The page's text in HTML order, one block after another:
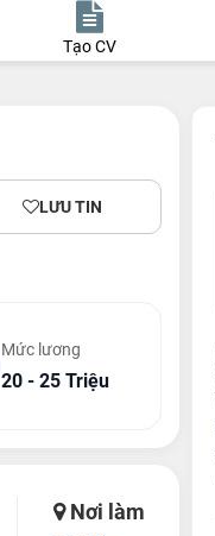
Tạo CV
LƯU TIN
Mức lương
20 - 25 Triệu
Nơi làm